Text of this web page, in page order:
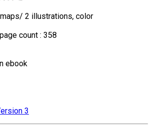
2 illustrations, color
count : 358
ebook
3